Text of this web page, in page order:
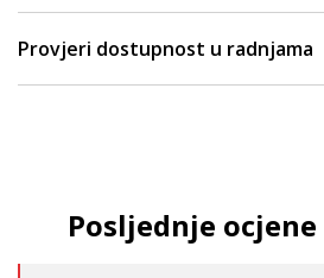
Provjeri dostupnost u radnjama
Posljednje